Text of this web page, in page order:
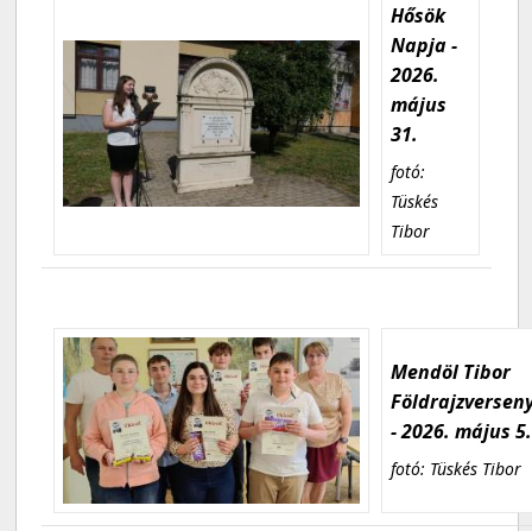
Hősök
Napja -
2026.
május
31.
fotó:
Tüskés
Tibor
Mendöl Tibor
- 2026. május 5.
fotó: Tüskés Tibor